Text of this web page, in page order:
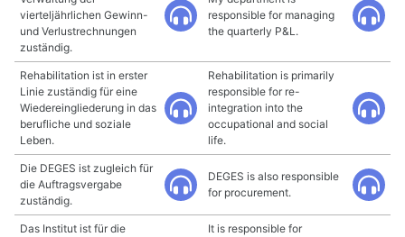
vierteljährlichen Gewinn-
und Verlustrechnungen
zuständig.
responsible for managing
the quarterly P&L.
Rehabilitation ist in erster
Linie zuständig für eine
Wiedereingliederung in das
berufliche und soziale
Leben.
Rehabilitation is primarily
responsible for re-
integration into the
occupational and social
life.
Die DEGES ist zugleich für
die Auftragsvergabe
zuständig.
DEGES is also responsible
for procurement.
Das Institut ist für die
It is responsible for